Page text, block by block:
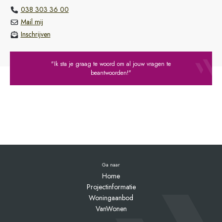
038 303 36 00
Mail mij
Inschrijven
"Ik sta je graag te woord om al jouw vragen te
beantwoorden!"
Ga naar
Home
Projectinformatie
Woningaanbod
VanWonen